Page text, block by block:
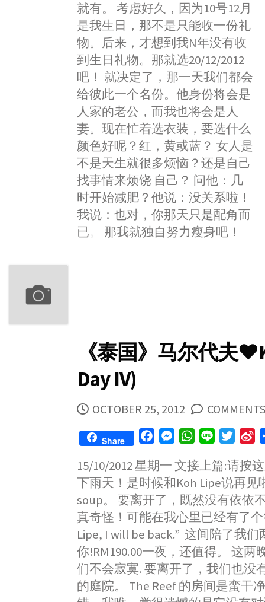
就有。 考虑好久，因为10号12月
是我生日，那不是只能收一份礼
物。后来，才想到我N年没有收
到生日礼物。那就选20/12/2012
吧！ 就决定了，那一天我们都会
给彼此一个名份。他身份将会是
人家的老公，而我也将会是人
妻。现在忙着选衣装，要选什么
颜色好呢？红，黄或蓝？ 女人是
不是天生就很多烦恼？还是自己
找事情来烦饶 自己？ 问他：几
时开始减肥？他说：没关系啦！
我说：也对，你那天只是配角而
已。 那我就独自努力瘦身吧！
《泰国》马尔代夫
Day IV)
PUBLISHED
DATE
OCTOBER 25, 2012
Share
c
e
b
o
k
s
s
n
g
W
a
t
s
A
p
p
n
e
i
t
t
e
r
n
a
W
e
i
b
o
15/10/2012 星期一 文接上篇:请按
下雨天！是时候和Koh Lipe说再见
soup。 要离开了，既然没有依依
真奇怪！可能在我心里已经有了
Lipe, I will be back.” 这间陪了我
你!RM190.00一夜，还值得。 这两
们不会寂寞. 要离开了，我们也没
的庭院。 The Reef 的房间是蛮干